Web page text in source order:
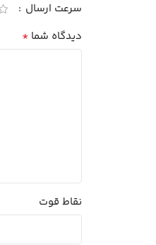
سرعت ارسال
دیدگاه شما *
نقاط قوت